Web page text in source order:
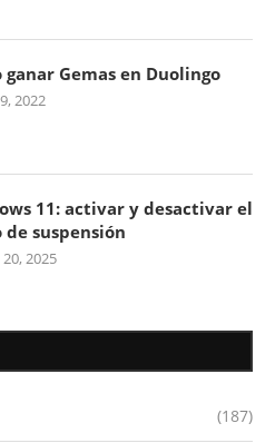
ganar Gemas en Duolingo
2022
11: activar y desactivar el
de suspensión
2025
(187)